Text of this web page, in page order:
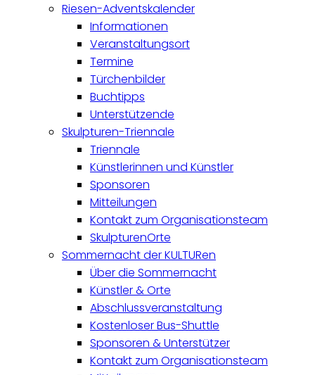
Riesen-Adventskalender
Informationen
Veranstaltungsort
Termine
Türchenbilder
Buchtipps
Unterstützende
Skulpturen-Triennale
Triennale
Künstlerinnen und Künstler
Sponsoren
Mitteilungen
Kontakt zum Organisationsteam
SkulpturenOrte
Sommernacht der KULTURen
Über die Sommernacht
Künstler & Orte
Abschlussveranstaltung
Kostenloser Bus-Shuttle
Sponsoren & Unterstützer
Kontakt zum Organisationsteam